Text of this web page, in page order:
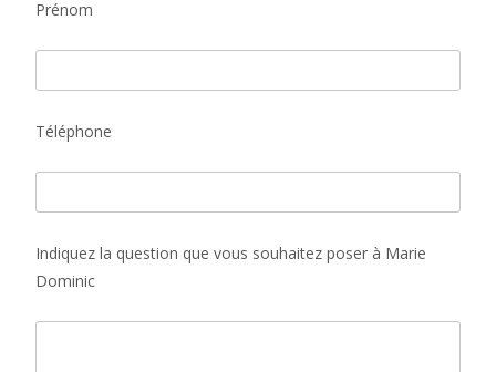
Prénom
Téléphone
Indiquez la question que vous souhaitez poser à Marie
Dominic